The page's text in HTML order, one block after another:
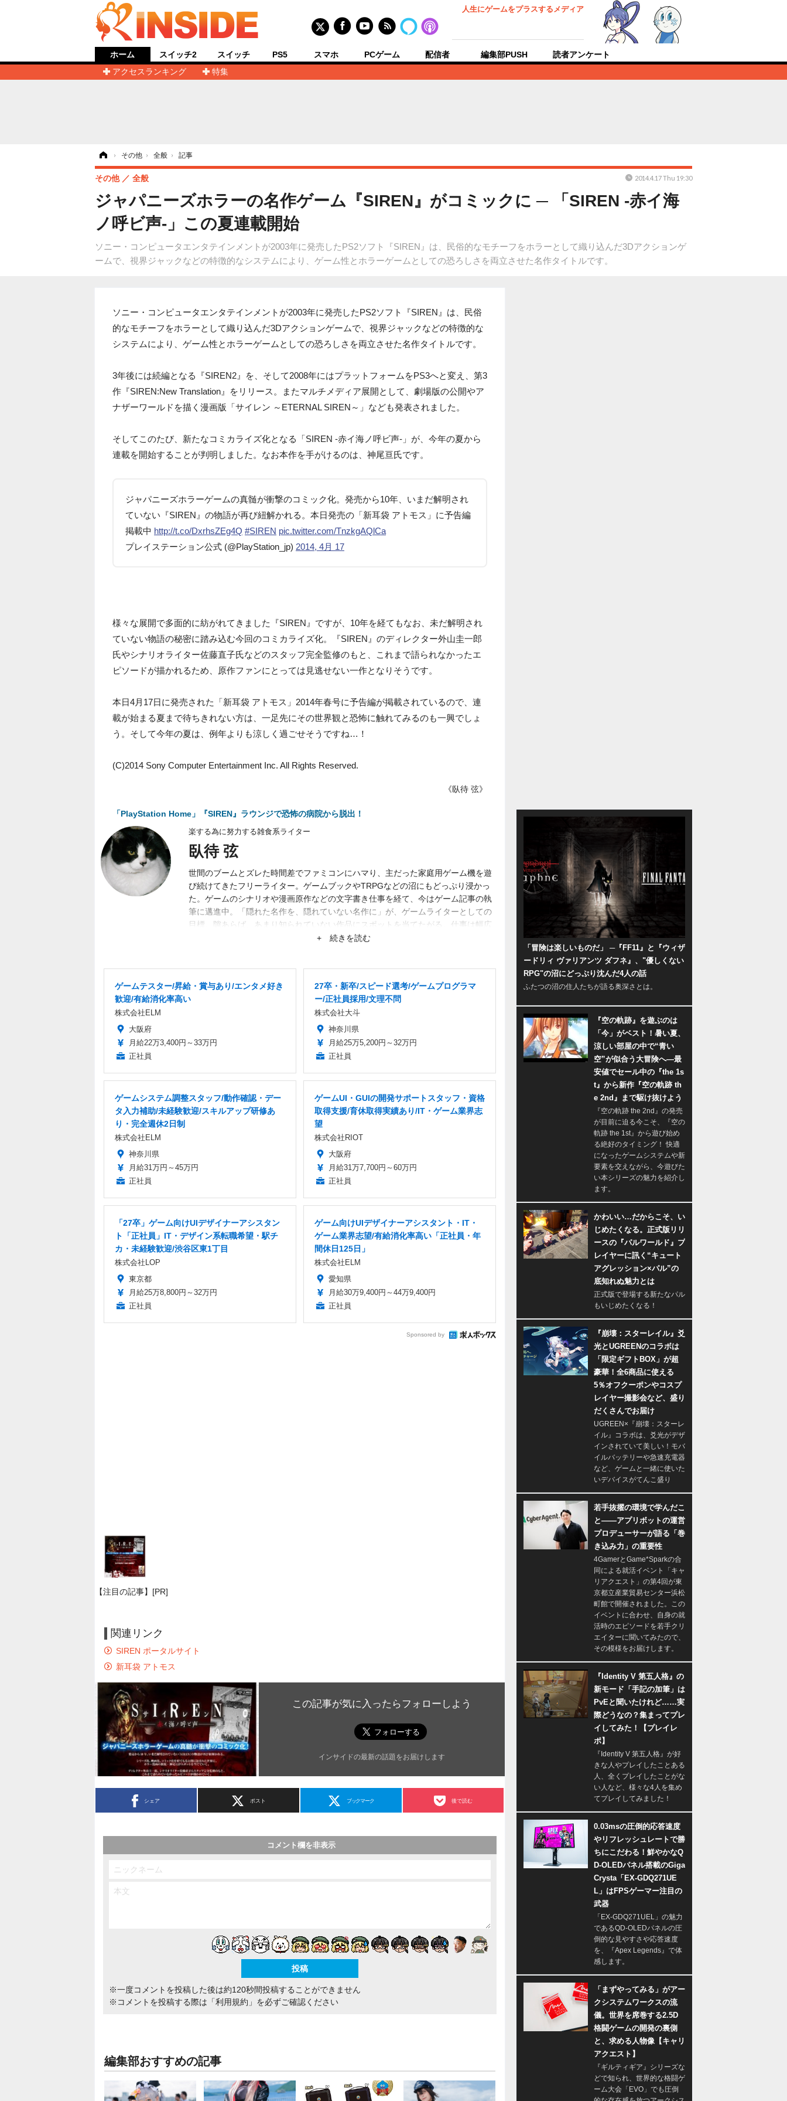
人生にゲームをプラスするメディア
ホーム
アクセスランキング
特集
スイッチ2 スイッチ PS5 スマホ PCゲーム 配信者 編集部PUSH 読者アンケート
› その他 › 全般 › 記事
ジャパニーズホラーの名作ゲーム『SIREN』がコミックに ─ 「SIREN -赤イ海
ノ呼ビ声-」この夏連載開始
ソニー・コンピュータエンタテインメントが2003年に発売したPS2ソフト『SIREN』は、民俗的なモチーフをホラーとして織り込んだ3Dアクションゲ
ームで、視界ジャックなどの特徴的なシステムにより、ゲーム性とホラーゲームとしての恐ろしさを両立させた名作タイトルです。
その他 全般 2014.4.17 Thu 19:30
ソニー・コンピュータエンタテインメントが2003年に発売したPS2ソフト『SIREN』は、民俗
的なモチーフをホラーとして織り込んだ3Dアクションゲームで、視界ジャックなどの特徴的な
システムにより、ゲーム性とホラーゲームとしての恐ろしさを両立させた名作タイトルです。
3年後には続編となる『SIREN2』を、そして2008年にはプラットフォームをPS3へと変え、第3
作『SIREN:New Translation』をリリース。またマルチメディア展開として、劇場版の公開やア
ナザーワールドを描く漫画版「サイレン ～ETERNAL SIREN～」なども発表されました。
そしてこのたび、新たなコミカライズ化となる「SIREN -赤イ海ノ呼ビ声-」が、今年の夏から
連載を開始することが判明しました。なお本作を手がけるのは、神尾亘氏です。
ジャパニーズホラーゲームの真髄が衝撃のコミック化。発売から10年、いまだ解明され
ていない『SIREN』の物語が再び紐解かれる。本日発売の「新耳袋 アトモス」に予告編
掲載中 http://t.co/DxrhsZEg4Q #SIREN pic.twitter.com/TnzkgAQlCa
プレイステーション公式 (@PlayStation_jp) 2014, 4月 17
様々な展開で多面的に紡がれてきました『SIREN』ですが、10年を経てもなお、未だ解明され
ていない物語の秘密に踏み込む今回のコミカライズ化。『SIREN』のディレクター外山圭一郎
氏やシナリオライター佐藤直子氏などのスタッフ完全監修のもと、これまで語られなかったエ
ピソードが描かれるため、原作ファンにとっては見逃せない一作となりそうです。
本日4月17日に発売された「新耳袋 アトモス」2014年春号に予告編が掲載されているので、連
載が始まる夏まで待ちきれない方は、一足先にその世界観と恐怖に触れてみるのも一興でしょ
う。そして今年の夏は、例年よりも涼しく過ごせそうですね…！
(C)2014 Sony Computer Entertainment Inc. All Rights Reserved.
《臥待 弦》
「PlayStation Home」『SIREN』ラウンジで恐怖の病院から脱出！
楽する為に努力する雑食系ライター
臥待 弦
世間のブームとズレた時間差でファミコンにハマり、主だった家庭用ゲーム機を遊
び続けてきたフリーライター。ゲームブックやTRPGなどの沼にもどっぷり浸かっ
た。ゲームのシナリオや漫画原作などの文字書き仕事を経て、今はゲーム記事の執
筆に邁進中。「隠れた名作を、隠れていない名作に」が、ゲームライターとしての
目標。隙あらば、あまり知られていない作品にスポットを当てたがる。仕事は幅広
+ 続きを読む
ゲームテスター/昇給・賞与あり/エンタメ好き
歓迎/有給消化率高い
株式会社ELM
大阪府
月給22万3,400円～33万円
正社員
27卒・新卒/スピード選考/ゲームプログラマ
ー/正社員採用/文理不問
株式会社大斗
神奈川県
月給25万5,200円～32万円
正社員
ゲームシステム調整スタッフ/動作確認・デー
タ入力補助/未経験歓迎/スキルアップ研修あ
り・完全週休2日制
株式会社ELM
神奈川県
月給31万円～45万円
正社員
ゲームUI・GUIの開発サポートスタッフ・資格
取得支援/育休取得実績あり/IT・ゲーム業界志
望
株式会社RIOT
大阪府
月給31万7,700円～60万円
正社員
「27卒」ゲーム向けUIデザイナーアシスタン
ト「正社員」IT・デザイン系転職希望・駅チ
カ・未経験歓迎/渋谷区東1丁目
株式会社LOP
東京都
月給25万8,800円～32万円
正社員
ゲーム向けUIデザイナーアシスタント・IT・
ゲーム業界志望/有給消化率高い「正社員・年
間休日125日」
株式会社ELM
愛知県
月給30万9,400円～44万9,400円
正社員
Sponsored by
【注目の記事】[PR]
関連リンク
SIREN ポータルサイト
新耳袋 アトモス
この記事が気に入ったらフォローしよう
インサイドの最新の話題をお届けします
シェア ポスト ブックマーク 後で読む
コメント欄を非表示
※一度コメントを投稿した後は約120秒間投稿することができません
※コメントを投稿する際は 「利用規約」 を必ずご確認ください
編集部おすすめの記事
「冒険は楽しいものだ」 ─『FF11』と『ウィザ
ードリィ ヴァリアンツ ダフネ』、"優しくない
RPG"の沼にどっぷり沈んだ4人の話
ふたつの沼の住人たちが語る奥深さとは。
『空の軌跡』を遊ぶのは
「今」がベスト！暑い夏、
涼しい部屋の中で“青い
空”が似合う大冒険へ―最
安値でセール中の『the 1s
t』から新作『空の軌跡 th
e 2nd』まで駆け抜けよう
『空の軌跡 the 2nd』の発売
が目前に迫る今こそ、『空の
軌跡 the 1st』から遊び始め
る絶好のタイミング！ 快適
になったゲームシステムや新
要素を交えながら、今遊びた
い本シリーズの魅力を紹介し
ます。
かわいい…だからこそ、い
じめたくなる。正式版リリ
ースの『パルワールド』プ
レイヤーに訊く“キュート
アグレッション×パル”の
底知れぬ魅力とは
正式版で登場する新たなパル
もいじめたくなる！
『崩壊：スターレイル』爻
光とUGREENのコラボは
「限定ギフトBOX」が超
豪華！全6商品に使える
5％オフクーポンやコスプ
レイヤー撮影会など、盛り
だくさんでお届け
UGREEN×『崩壊：スターレ
イル』コラボは、爻光がデザ
インされていて美しい！モバ
イルバッテリーや急速充電器
など、ゲームと一緒に使いた
いデバイスがてんこ盛り
若手抜擢の環境で学んだこ
と――アプリボットの運営
プロデューサーが語る「巻
き込み力」の重要性
4GamerとGame*Sparkの合
同による就活イベント「キャ
リアクエスト」の第4回が東
京都立産業貿易センター浜松
町館で開催されました。この
イベントに合わせ、自身の就
活時のエピソードを若手クリ
エイターに聞いてみたので、
その模様をお届けします。
『Identity V 第五人格』の
新モード「手記の加筆」は
PvEと聞いたけれど……実
際どうなの？集まってプレ
イしてみた！【プレイレ
ポ】
『Identity V 第五人格』が好
きな人やプレイしたことある
人、全くプレイしたことがな
い人など、様々な4人を集め
てプレイしてみました！
0.03msの圧倒的応答速度
やリフレッシュレートで勝
ちにこだわる！鮮やかなQ
D-OLEDパネル搭載のGiga
Crysta「EX-GDQ271UE
L」はFPSゲーマー注目の
武器
「EX-GDQ271UEL」の魅力
であるQD-OLEDパネルの圧
倒的な見やすさや応答速度
を、『Apex Legends』で体
感します。
「まずやってみる」がアー
クシステムワークスの流
儀。世界を席巻する2.5D
格闘ゲームの開発の裏側
と、求める人物像【キャリ
アクエスト】
『ギルティギア』シリーズな
どで知られ、世界的な格闘ゲ
ーム大会「EVO」でも圧倒